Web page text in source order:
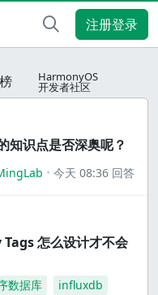
注册登录
HarmonyOS
开发者社区
知识点是否深奥呢？
今天 08:36 回答
怎么设计才不会
数据库
influxdb